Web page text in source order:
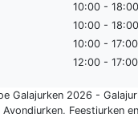
10:00 - 18:00
10:00 - 18:00
10:00 - 17:00
12:00 - 17:00
Galajurken 2026 -
Avondjurken, Feestjurken